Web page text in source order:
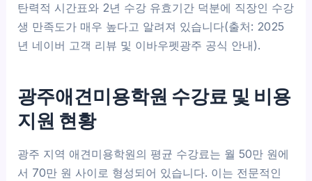
탄력적 시간표와 2년 수강 유효기간 덕분에 직장인 수강
생 만족도가 매우 높다고 알려져 있습니다(출처: 2025
년 네이버 고객 리뷰 및 이바우펫광주 공식 안내).
광주애견미용학원 수강료 및 비용
지원 현황
광주 지역 애견미용학원의 평균 수강료는 월 50만 원에
서 70만 원 사이로 형성되어 있습니다. 이는 전문적인